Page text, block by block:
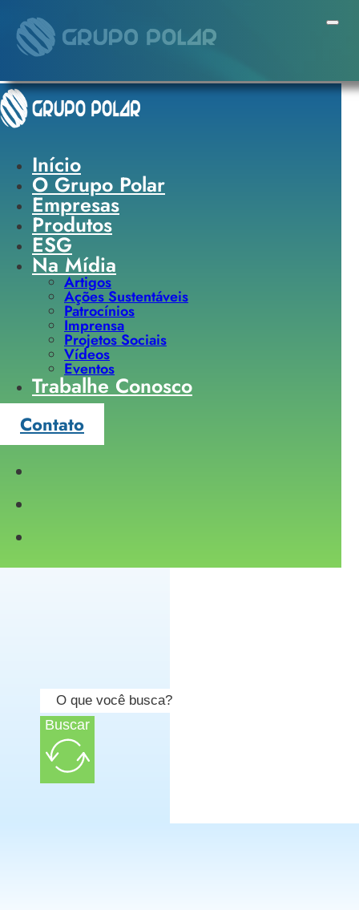
Início
O Grupo Polar
Empresas
Produtos
ESG
Na Mídia
Artigos
Ações Sustentáveis
Patrocínios
Imprensa
Projetos Sociais
Vídeos
Eventos
Trabalhe Conosco
Contato
Buscar